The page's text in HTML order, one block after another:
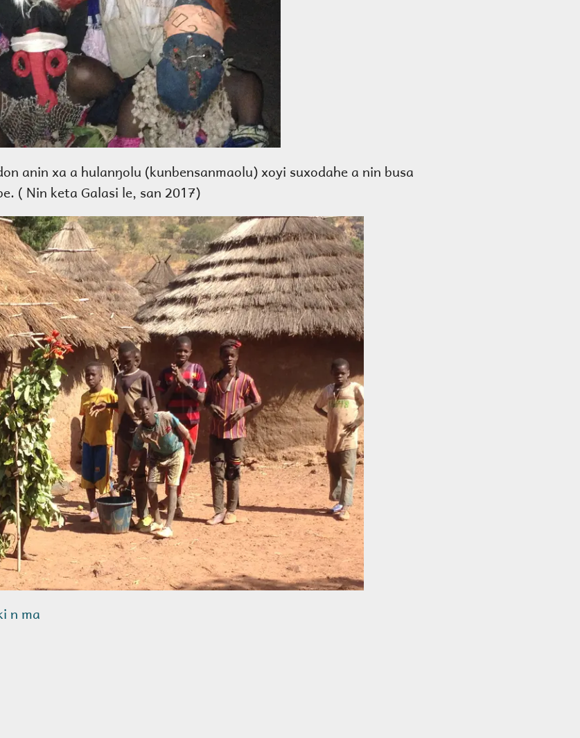
anin xa a hulanŋolu (kunbensanmaolu) xoyi suxodahe a nin busa
( Nin keta Galasi le, san 2017)
n ma